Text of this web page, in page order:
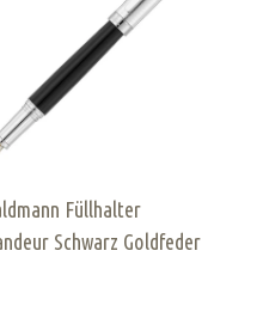
Füllhalter
Schwarz Goldfeder